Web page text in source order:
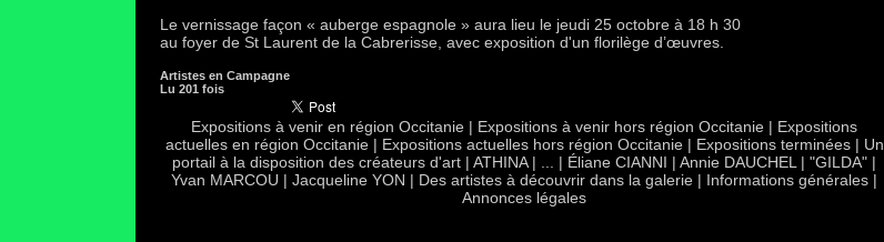
Le vernissage façon « auberge espagnole » aura lieu le jeudi 25 octobre à 18 h 30
au foyer de St Laurent de la Cabrerisse, avec exposition d'un florilège d’œuvres.
Artistes en Campagne
Lu 201 fois
Expositions à venir en région Occitanie | Expositions à venir hors région Occitanie | Expositions
actuelles en région Occitanie | Expositions actuelles hors région Occitanie | Expositions terminées | Un
portail à la disposition des créateurs d'art | ATHINA | | Éliane CIANNI | Annie DAUCHEL | "GILDA" |
Yvan MARCOU | Jacqueline YON | Des artistes à découvrir dans la galerie | Informations générales |
Annonces légales